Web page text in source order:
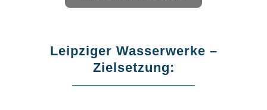
Leipziger Wasserwerke –
Zielsetzung: